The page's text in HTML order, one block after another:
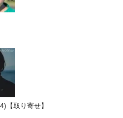
【取り寄せ】